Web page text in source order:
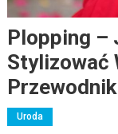
Plopping –
Stylizować
Uroda